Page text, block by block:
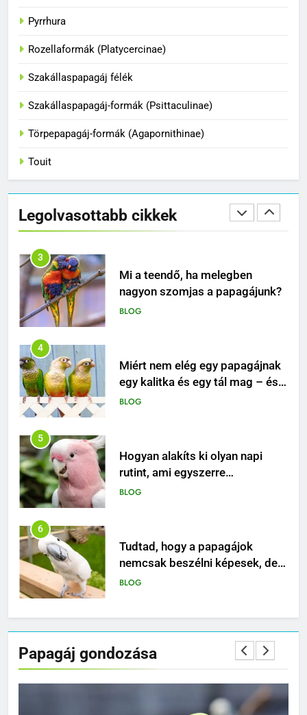
Pyrrhura
Rozellaformák (Platycercinae)
Szakállaspapagáj félék
Szakállaspapagáj-formák (Psittaculinae)
Törpepapagáj-formák (Agapornithinae)
Touit
Legolvasottabb cikkek
1
kiszabadult?
BLOG
2
BLOG
3
Mi a teendő, ha melegben
nagyon szomjas a papagájunk?
BLOG
4
Miért nem elég egy papagájnak
egy kalitka és egy tál mag – és
mitől lesz igazán boldog ez a
BLOG
5
Hogyan alakíts ki olyan napi
rutint, ami egyszerre
biztonságos, ösztönző és
BLOG
6
Tudtad, hogy a papagájok
nemcsak beszélni képesek, de
rendkívül érzékenyek a gazdájuk
BLOG
7
Azonosítás és nyomon követés
BLOG
Papagáj gondozása